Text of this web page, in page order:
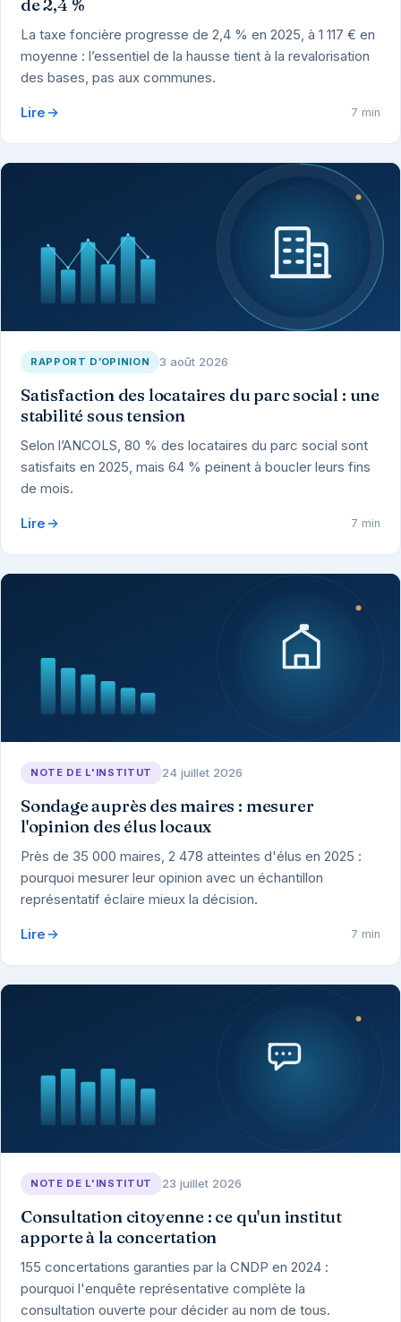
de 2,4 %
La taxe foncière progresse de 2,4 % en 2025, à 1 117 € en
moyenne : l’essentiel de la hausse tient à la revalorisation
des bases, pas aux communes.
Lire 7 min
RAPPORT D’OPINION 3 août 2026
Satisfaction des locataires du parc social : une
stabilité sous tension
Selon l’ANCOLS, 80 % des locataires du parc social sont
satisfaits en 2025, mais 64 % peinent à boucler leurs fins
de mois.
Lire 7 min
NOTE DE L'INSTITUT 24 juillet 2026
Sondage auprès des maires : mesurer
l'opinion des élus locaux
Près de 35 000 maires, 2 478 atteintes d'élus en 2025 :
pourquoi mesurer leur opinion avec un échantillon
représentatif éclaire mieux la décision.
Lire 7 min
NOTE DE L'INSTITUT 23 juillet 2026
Consultation citoyenne : ce qu'un institut
apporte à la concertation
155 concertations garanties par la CNDP en 2024 :
pourquoi l'enquête représentative complète la
consultation ouverte pour décider au nom de tous.